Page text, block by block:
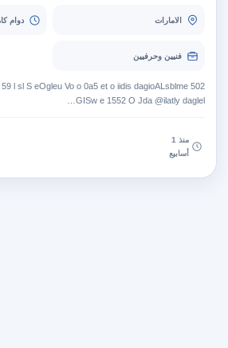
الامارات دوام
فنيين وحرفيين
g 59 l sl S eOgleu Vo o 0a5 et o iidis dagioALsblme
GISw e 1552 O Jda @ilatly daglel…
منذ 1
أسابيع